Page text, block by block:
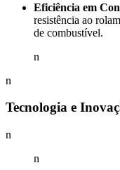
Eficiência em
resistência ao
de combustível.
n
n
Tecnologia e
n
n